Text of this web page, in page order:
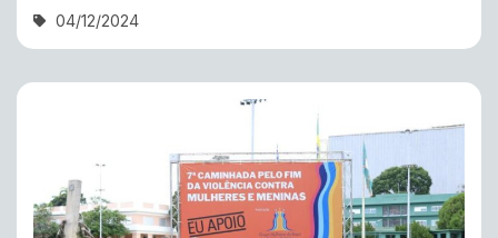
04/12/2024